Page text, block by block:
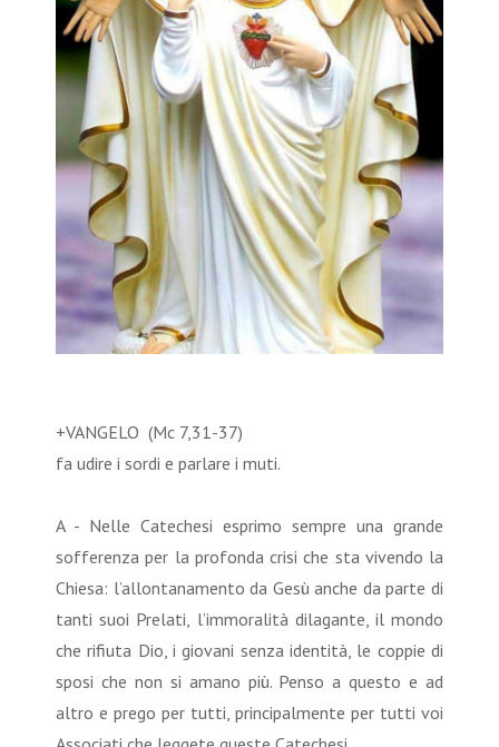
+VANGELO (Mc 7,31-37)
fa udire i sordi e parlare i muti.
A - Nelle Catechesi esprimo sempre una grande
sofferenza per la profonda crisi che sta vivendo la
Chiesa: l’allontanamento da Gesù anche da parte di
tanti suoi Prelati, l’immoralità dilagante, il mondo
che rifiuta Dio, i giovani senza identità, le coppie di
sposi che non si amano più. Penso a questo e ad
altro e prego per tutti, principalmente per tutti voi